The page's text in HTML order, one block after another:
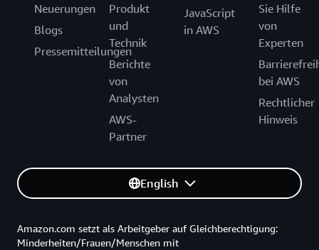
Neuerungen
Blogs
Pressemitteilungen
Produkt
und
Technik
Berichte
von
Analysten
AWS-
Partner
JavaScript
in AWS
Sie Hilfe
von
Experten
bei AWS
Rechtlicher
Hinweis
English
Amazon.com setzt als Arbeitgeber auf Gleichberechtigung:
Minderheiten/Frauen/Menschen mit